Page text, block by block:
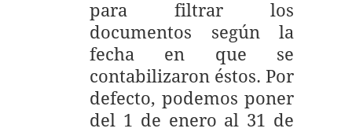
para filtrar los
documentos según la
fecha en que se
contabilizaron éstos. Por
defecto, podemos poner
del 1 de enero al 31 de